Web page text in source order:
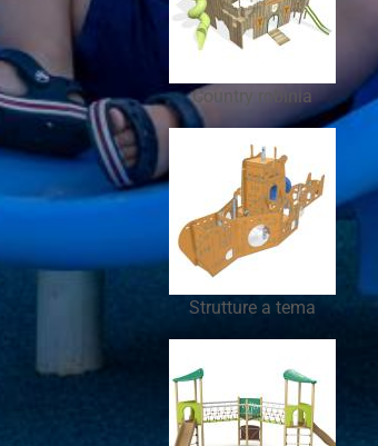
Country robinia
Strutture a tema